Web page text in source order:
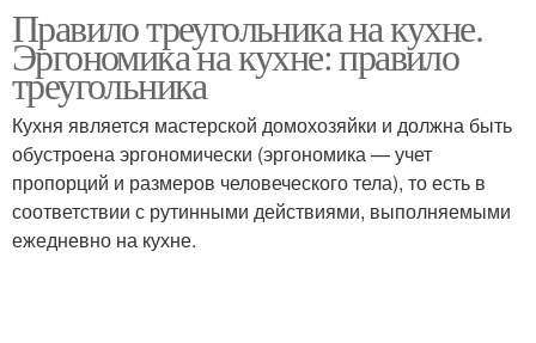
Правило треугольника на кухне.
Эргономика на кухне: правило
треугольника
Кухня является мастерской домохозяйки и должна быть
обустроена эргономически (эргономика — учет
пропорций и размеров человеческого тела), то есть в
соответствии с рутинными действиями, выполняемыми
ежедневно на кухне.